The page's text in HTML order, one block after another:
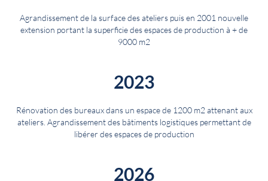
Agrandissement de la surface des ateliers puis en 2001 nouvelle
extension portant la superficie des espaces de production à + de
9000 m2
2023
Rénovation des bureaux dans un espace de 1200 m2 attenant aux
ateliers. Agrandissement des bâtiments logistiques permettant de
libérer des espaces de production
2026